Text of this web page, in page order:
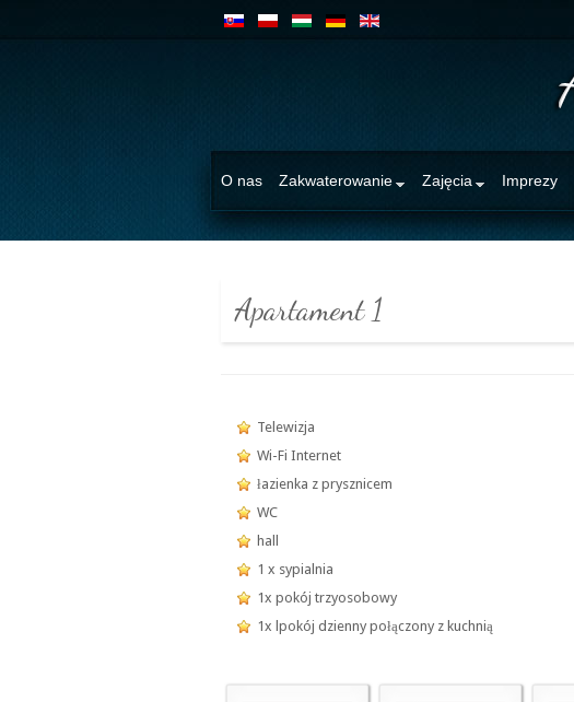
O nas Zakwaterowanie Zajęcia Imprezy
Apartament 1
Telewizja
Wi-Fi Internet
łazienka z prysznicem
WC
hall
1 x sypialnia
1x pokój trzyosobowy
1x lpokój dzienny połączony z kuchnią